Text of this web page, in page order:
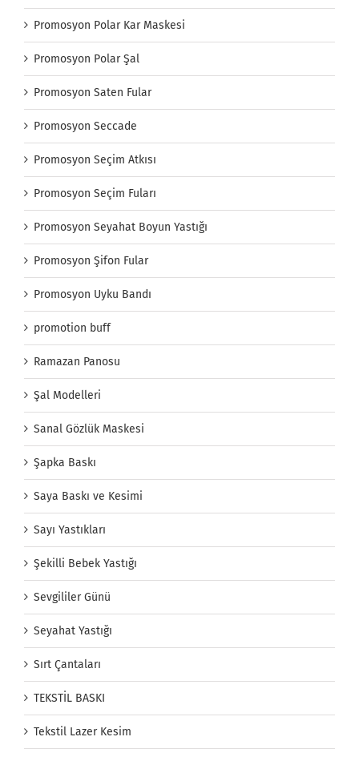
Promosyon Polar Kar Maskesi
Promosyon Polar Şal
Promosyon Saten Fular
Promosyon Seccade
Promosyon Seçim Atkısı
Promosyon Seçim Fuları
Promosyon Seyahat Boyun Yastığı
Promosyon Şifon Fular
Promosyon Uyku Bandı
promotion buff
Ramazan Panosu
Şal Modelleri
Sanal Gözlük Maskesi
Şapka Baskı
Saya Baskı ve Kesimi
Sayı Yastıkları
Şekilli Bebek Yastığı
Sevgililer Günü
Seyahat Yastığı
Sırt Çantaları
TEKSTİL BASKI
Tekstil Lazer Kesim